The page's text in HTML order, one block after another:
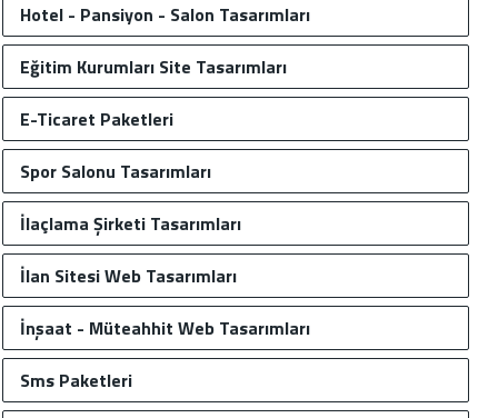
Hotel - Pansiyon - Salon Tasarımları
Eğitim Kurumları Site Tasarımları
E-Ticaret Paketleri
Spor Salonu Tasarımları
İlaçlama Şirketi Tasarımları
İlan Sitesi Web Tasarımları
İnşaat - Müteahhit Web Tasarımları
Sms Paketleri